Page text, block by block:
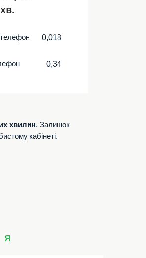
телефон 0,018
0,34
хвилин. Залишок
кабінеті.
Я